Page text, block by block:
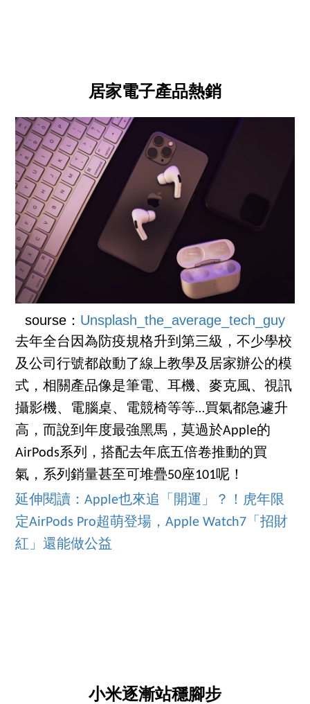
居家電子產品熱銷
sourse： Unsplash_the_average_tech_guy
去年全台因為防疫規格升到第三級，不少學校
及公司行號都啟動了線上教學及居家辦公的模
式，相關產品像是筆電、耳機、麥克風、視訊
攝影機、電腦桌、電競椅等等…買氣都急遽升
高，而說到年度最強黑馬，莫過於Apple的
AirPods系列，搭配去年底五倍卷推動的買
氣，系列銷量甚至可堆疊50座101呢！
延伸閱讀：Apple也來追「開運」？！虎年限
定AirPods Pro超萌登場，Apple Watch7「招財
紅」還能做公益
小米逐漸站穩腳步